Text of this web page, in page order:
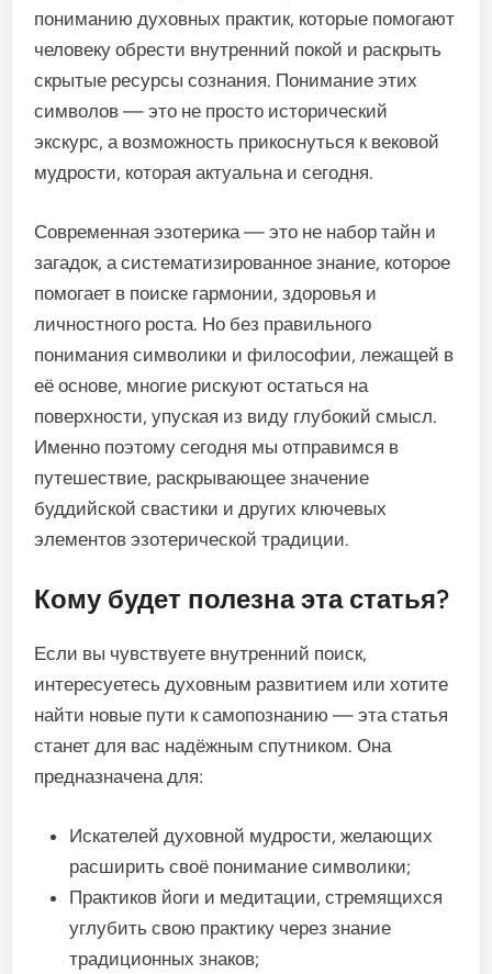
пониманию духовных практик, которые помогают
человеку обрести внутренний покой и раскрыть
скрытые ресурсы сознания. Понимание этих
символов — это не просто исторический
экскурс, а возможность прикоснуться к вековой
мудрости, которая актуальна и сегодня.
Современная эзотерика — это не набор тайн и
загадок, а систематизированное знание, которое
помогает в поиске гармонии, здоровья и
личностного роста. Но без правильного
понимания символики и философии, лежащей в
её основе, многие рискуют остаться на
поверхности, упуская из виду глубокий смысл.
Именно поэтому сегодня мы отправимся в
путешествие, раскрывающее значение
буддийской свастики и других ключевых
элементов эзотерической традиции.
Кому будет полезна эта статья?
Если вы чувствуете внутренний поиск,
интересуетесь духовным развитием или хотите
найти новые пути к самопознанию — эта статья
станет для вас надёжным спутником. Она
предназначена для:
Искателей духовной мудрости, желающих
расширить своё понимание символики;
Практиков йоги и медитации, стремящихся
углубить свою практику через знание
традиционных знаков;